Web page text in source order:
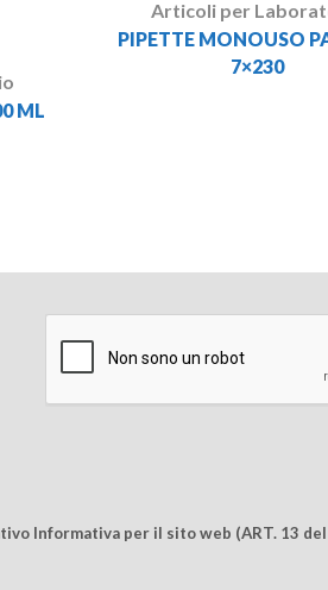
ML
Articoli per
PIPETTE MONOUSO
7×230
Informativa per il sito web (ART. 13 del